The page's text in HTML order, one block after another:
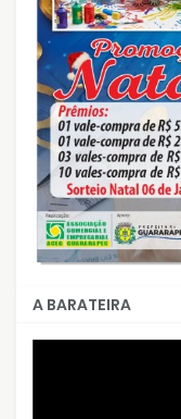
A BARATEIRA